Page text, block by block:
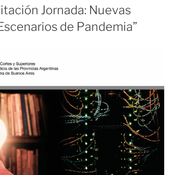
Jornada: Nuevas
de Pandemia”